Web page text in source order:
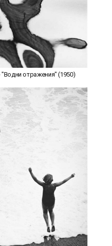
отражения" (1950)